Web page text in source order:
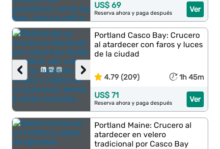
Ver
US$ 69
Reserva ahora y paga después
›
‹
Portland Casco Bay: Crucero
al atardecer con faros y luces
de la ciudad
4.79 (209) 1h 45m
Ver
US$ 71
Reserva ahora y paga después
Portland Maine: Crucero al
atardecer en velero
tradicional por Casco Bay